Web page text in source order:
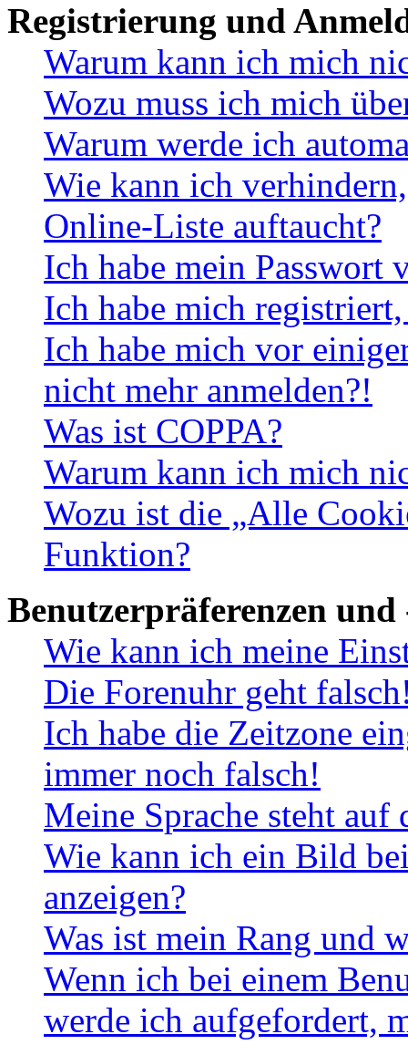
Registrierung und
Warum kann ich mich
Wozu muss ich mich
Warum werde ich
Wie kann ich
Online-Liste auftaucht?
Ich habe mein Passwort
Ich habe mich
Ich habe mich vor
nicht mehr anmelden?!
Was ist COPPA?
Warum kann ich mich
Wozu ist die „Alle
Funktion?
Benutzerpräferenzen und
Wie kann ich meine
Die Forenuhr geht
Ich habe die Zeitzone
immer noch falsch!
Meine Sprache steht
Wie kann ich ein Bild
anzeigen?
Was ist mein Rang und
Wenn ich bei einem
werde ich aufgefordert,